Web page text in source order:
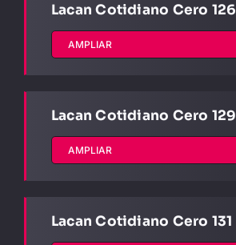
Lacan Cotidiano Cero 126
AMPLIAR
Lacan Cotidiano Cero 129
AMPLIAR
Lacan Cotidiano Cero 131